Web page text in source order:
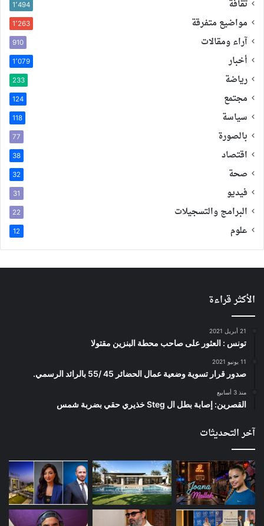
ثقافة 1٬494
مواضيع متفرقة 1٬263
آراء ومقالات 910
أخبار 1٬079
رياضة 233
مجتمع 124
سياسة 118
بالصورة 77
اقتصاد 38
صحة 32
فيديو 31
البرامج والتسجيلات 22
علوم 12
الأكثر قراءة
21 أبريل 2021
تونس : العثور على صاحب محطة البنزين مقتولا
11 يونيو 2021
صدور قرار تسوية وضعية عمال الحضائر 45 /55 بالرائد الرسمي.
منذ 3 أسابيع
القصرين: إصابة بطل ال Steg خذيري حقي بضربة شمس
آخر التحديثات